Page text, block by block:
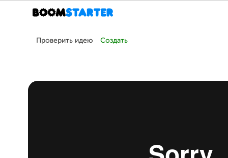
Проверить идею Создать